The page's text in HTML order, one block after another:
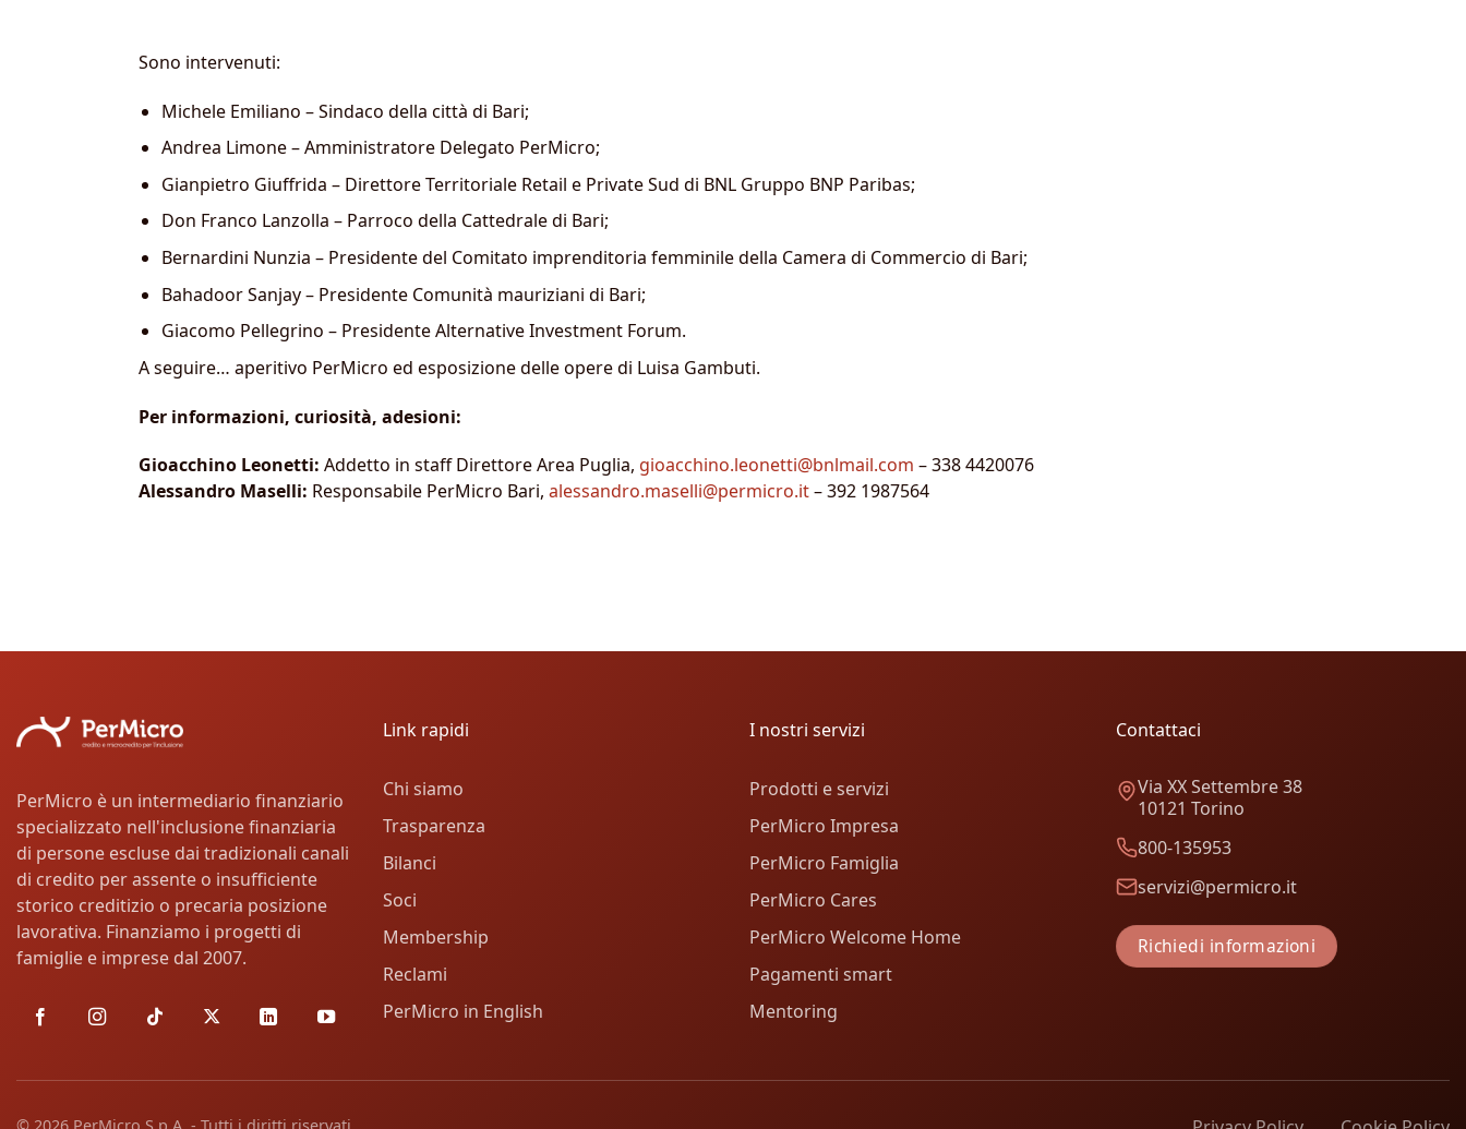
Sono intervenuti:
Michele Emiliano – Sindaco della città di Bari;
Andrea Limone – Amministratore Delegato PerMicro;
Gianpietro Giuffrida – Direttore Territoriale Retail e Private Sud di BNL Gruppo BNP Paribas;
Don Franco Lanzolla – Parroco della Cattedrale di Bari;
Bernardini Nunzia – Presidente del Comitato imprenditoria femminile della Camera di Commercio di Bari;
Bahadoor Sanjay – Presidente Comunità mauriziani di Bari;
Giacomo Pellegrino – Presidente Alternative Investment Forum.
A seguire… aperitivo PerMicro ed esposizione delle opere di Luisa Gambuti.
Per informazioni, curiosità, adesioni:
Gioacchino Leonetti: Addetto in staff Direttore Area Puglia, gioacchino.leonetti@bnlmail.com – 338 4420076
Alessandro Maselli: Responsabile PerMicro Bari, alessandro.maselli@permicro.it– 392 1987564
PerMicro è un intermediario finanziario
specializzato nell'inclusione finanziaria
di persone escluse dai tradizionali canali
di credito per assente o insufficiente
storico creditizio o precaria posizione
lavorativa. Finanziamo i progetti di
famiglie e imprese dal 2007.
Link rapidi
Chi siamo
Trasparenza
Bilanci
Soci
Membership
Reclami
PerMicro in English
I nostri servizi
Prodotti e servizi
PerMicro Impresa
PerMicro Famiglia
PerMicro Cares
PerMicro Welcome Home
Pagamenti smart
Mentoring
Contattaci
Via XX Settembre 38
10121 Torino
800-135953
servizi@permicro.it
Richiedi informazioni
© 2026 PerMicro S.p.A. - Tutti i diritti riservati